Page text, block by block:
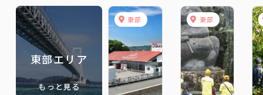
東部エリア
もっと見る
東部 東部